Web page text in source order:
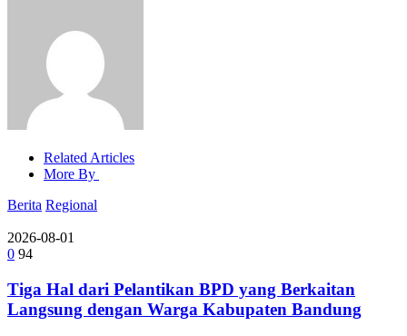
Related Articles
More By
Berita Regional
2026-08-01
0 94
Tiga Hal dari Pelantikan BPD yang Berkaitan
Langsung dengan Warga Kabupaten Bandung